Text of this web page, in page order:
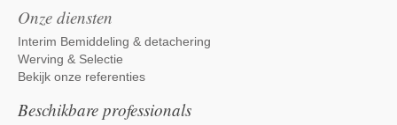
Onze diensten
Interim Bemiddeling & detachering
Werving & Selectie
Bekijk onze referenties
Beschikbare professionals